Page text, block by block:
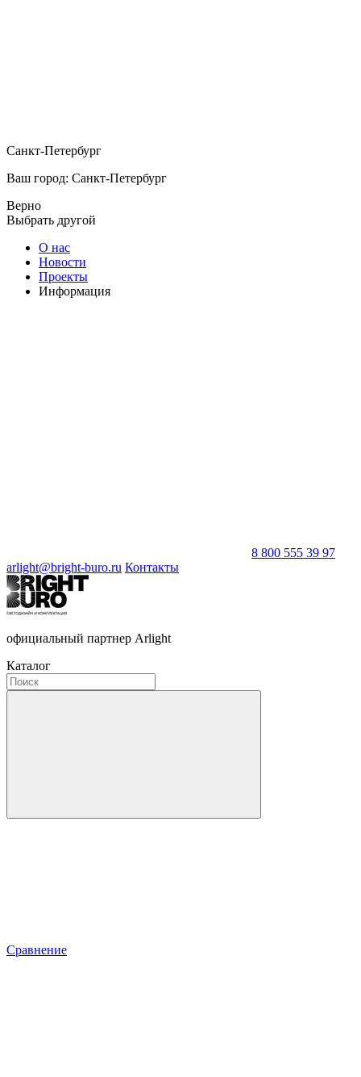
Санкт-Петербург
Ваш город: Санкт-Петербург
Верно
Выбрать другой
О нас
Новости
Проекты
Информация
8 800 555 39 97
arlight@bright-buro.ru Контакты
официальный партнер Arlight
Каталог
Сравнение